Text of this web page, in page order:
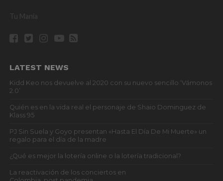
Tu Mania
LATEST NEWS
Kidd Keo nos devuelve al 2020 con su nuevo sencillo ‘Vámonos
2.0’
Quién es en la vida real el personaje de Shaio Dominguez de
Klass 95
PJ Sin Suela y Goyo presentan «Hasta El Día De Mi Muerte» un
regalo para el día de la madre
¿Qué es mejor la lotería online o la lotería tradicional?
La reactivación de los conciertos en